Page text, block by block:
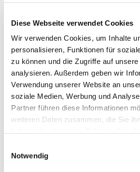
Diese Webseite verwendet Cookies
Wir verwenden Cookies, um Inhalte
personalisieren, Funktionen für
zu können und die Zugriffe auf
analysieren. Außerdem geben wir
Verwendung unserer Website an
soziale Medien, Werbung und
Partner führen diese Informationen
weiteren Daten zusammen, die Sie
Notwendig